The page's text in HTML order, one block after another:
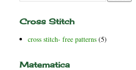
Cross Stitch
cross stitch- free patterns (5)
Matematica